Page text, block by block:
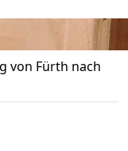
von Fürth nach